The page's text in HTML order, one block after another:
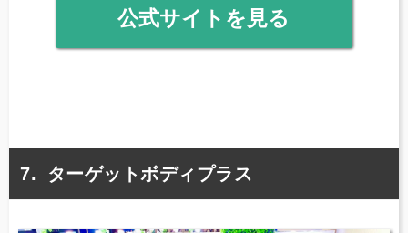
公式サイトを見る
ターゲットボディプラス